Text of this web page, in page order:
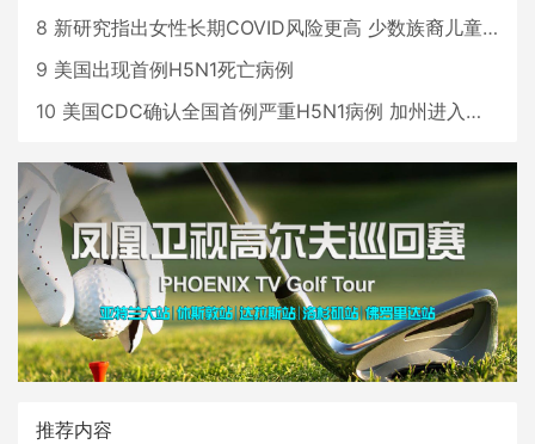
8 新研究指出女性长期COVID风险更高 少数族裔儿童存在差异
9 美国出现首例H5N1死亡病例
10 美国CDC确认全国首例严重H5N1病例 加州进入紧急状态
推荐内容